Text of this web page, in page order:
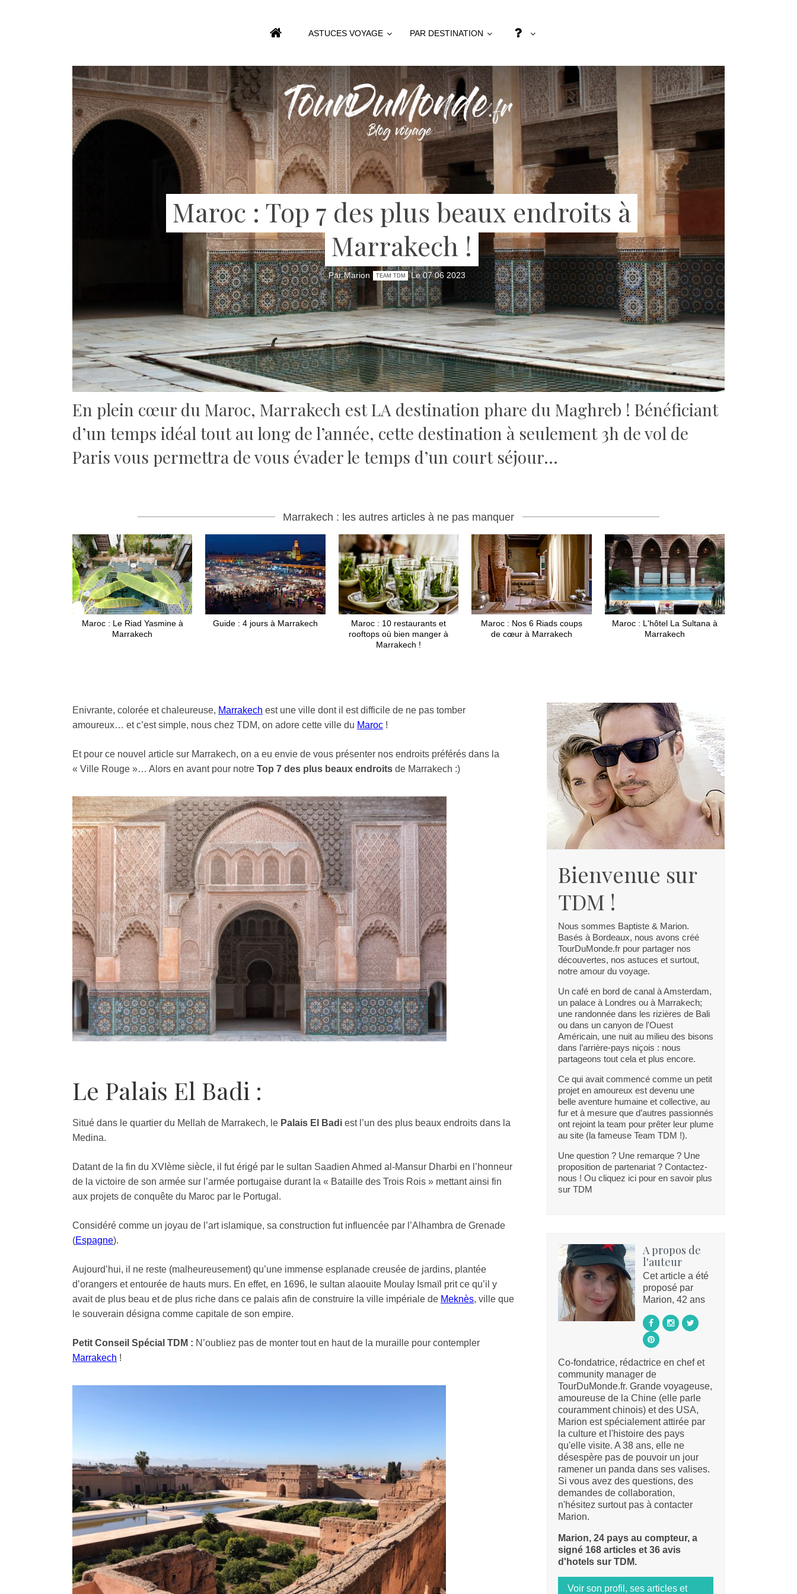
ASTUCES VOYAGE PAR DESTINATION
Maroc : Top 7 des plus beaux endroits à
Marrakech !
Par Marion TEAM TDM Le 07 06 2023
En plein cœur du Maroc, Marrakech est LA destination phare du Maghreb ! Bénéficiant
d’un temps idéal tout au long de l’année, cette destination à seulement 3h de vol de
Paris vous permettra de vous évader le temps d’un court séjour…
Marrakech : les autres articles à ne pas manquer
Maroc : Le Riad Yasmine à
Marrakech
Guide : 4 jours à Marrakech
Maroc : 10 restaurants et
rooftops où bien manger à
Marrakech !
Maroc : Nos 6 Riads coups
de cœur à Marrakech
Maroc : L'hôtel La Sultana à
Marrakech
Enivrante, colorée et chaleureuse, Marrakech est une ville dont il est difficile de ne pas tomber
amoureux… et c’est simple, nous chez TDM, on adore cette ville du Maroc !
Et pour ce nouvel article sur Marrakech, on a eu envie de vous présenter nos endroits préférés dans la
« Ville Rouge »… Alors en avant pour notre Top 7 des plus beaux endroits de Marrakech :)
Le Palais El Badi :
Situé dans le quartier du Mellah de Marrakech, le Palais El Badi est l’un des plus beaux endroits dans la
Medina.
Datant de la fin du XVIème siècle, il fut érigé par le sultan Saadien Ahmed al-Mansur Dharbi en l’honneur
de la victoire de son armée sur l’armée portugaise durant la « Bataille des Trois Rois » mettant ainsi fin
aux projets de conquête du Maroc par le Portugal.
Considéré comme un joyau de l’art islamique, sa construction fut influencée par l’Alhambra de Grenade
(Espagne).
Aujourd’hui, il ne reste (malheureusement) qu’une immense esplanade creusée de jardins, plantée
d’orangers et entourée de hauts murs. En effet, en 1696, le sultan alaouite Moulay Ismaïl prit ce qu’il y
avait de plus beau et de plus riche dans ce palais afin de construire la ville impériale de Meknès, ville que
le souverain désigna comme capitale de son empire.
Petit Conseil Spécial TDM : N’oubliez pas de monter tout en haut de la muraille pour contempler
Marrakech !
Bienvenue sur
TDM !
Nous sommes Baptiste & Marion.
Basés à Bordeaux, nous avons créé
TourDuMonde.fr pour partager nos
découvertes, nos astuces et surtout,
notre amour du voyage.
Un café en bord de canal à Amsterdam,
un palace à Londres ou à Marrakech;
une randonnée dans les rizières de Bali
ou dans un canyon de l'Ouest
Américain, une nuit au milieu des bisons
dans l’arrière-pays niçois : nous
partageons tout cela et plus encore.
Ce qui avait commencé comme un petit
projet en amoureux est devenu une
belle aventure humaine et collective, au
fur et à mesure que d’autres passionnés
ont rejoint la team pour prêter leur plume
au site (la fameuse Team TDM !).
Une question ? Une remarque ? Une
proposition de partenariat ? Contactez-
nous ! Ou cliquez ici pour en savoir plus
sur TDM
A propos de
l'auteur
Cet article a été
proposé par
Marion, 42 ans
Co-fondatrice, rédactrice en chef et
community manager de
TourDuMonde.fr. Grande voyageuse,
amoureuse de la Chine (elle parle
couramment chinois) et des USA,
Marion est spécialement attirée par
la culture et l'histoire des pays
qu'elle visite. A 38 ans, elle ne
désespère pas de pouvoir un jour
ramener un panda dans ses valises.
Si vous avez des questions, des
demandes de collaboration,
n'hésitez surtout pas à contacter
Marion.
Marion, 24 pays au compteur, a
signé 168 articles et 36 avis
d'hotels sur TDM.
Voir son profil, ses articles et